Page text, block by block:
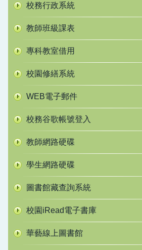
校務行政系統
教師班級課表
專科教室借用
校園修繕系統
WEB電子郵件
校務谷歌帳號登入
教師網路硬碟
學生網路硬碟
圖書館藏查詢系統
校園iRead電子書庫
華藝線上圖書館